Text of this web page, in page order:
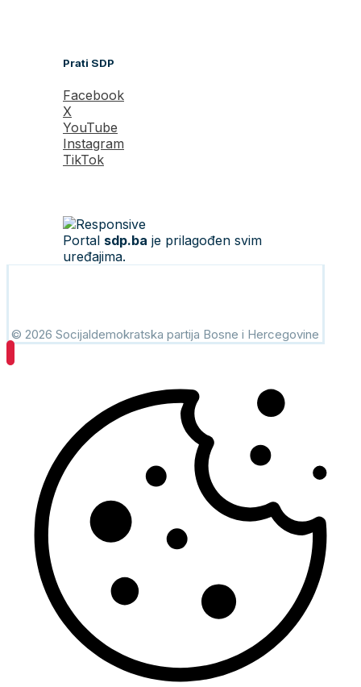
Prati SDP
Facebook
X
YouTube
Instagram
TikTok
Portal sdp.ba je prilagođen svim
uređajima.
© 2026 Socijaldemokratska partija Bosne i Hercegovine